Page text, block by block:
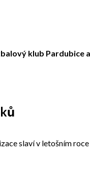
klub Pardubice
slaví v letošním